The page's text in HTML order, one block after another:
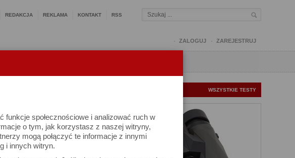
społecznościowe i analizować ruch w
o tym, jak korzystasz z naszej witryny,
mogą połączyć te informacje z innymi
i innych witryn.
REDAKCJA REKLAMA KONTAKT RSS
ZALOGUJ ZAREJESTRUJ
WSZYSTKIE TESTY